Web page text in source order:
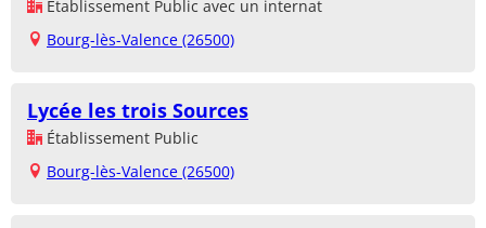
Établissement Public avec un internat
Bourg-lès-Valence (26500)
Lycée les trois Sources
Établissement Public
Bourg-lès-Valence (26500)